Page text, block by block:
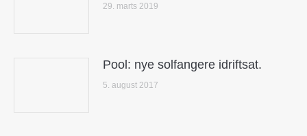
29. marts 2019
Pool: nye solfangere idriftsat.
5. august 2017